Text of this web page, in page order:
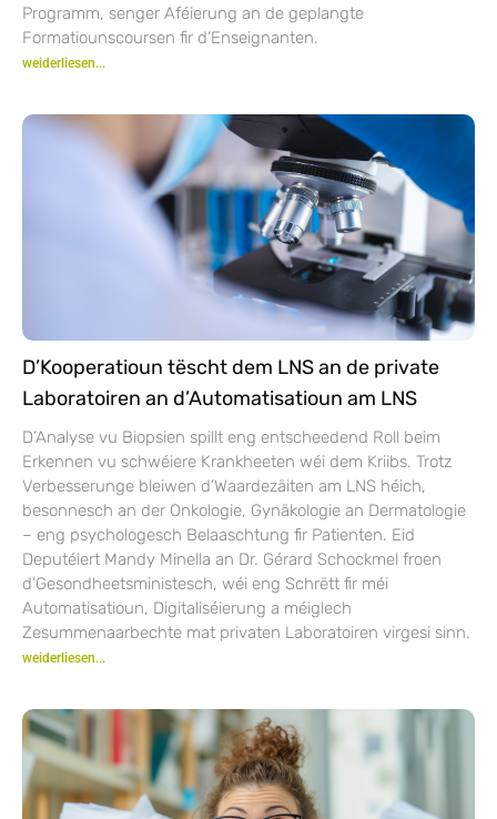
Programm, senger Aféierung an de geplangte
Formatiounscoursen fir d’Enseignanten.
weiderliesen...
D’Kooperatioun tëscht dem LNS an de private
Laboratoiren an d’Automatisatioun am LNS
D’Analyse vu Biopsien spillt eng entscheedend Roll beim
Erkennen vu schwéiere Krankheeten wéi dem Kriibs. Trotz
Verbesserunge bleiwen d’Waardezäiten am LNS héich,
besonnesch an der Onkologie, Gynäkologie an Dermatologie
– eng psychologesch Belaaschtung fir Patienten. Eid
Deputéiert Mandy Minella an Dr. Gérard Schockmel froen
d’Gesondheetsministesch, wéi eng Schrëtt fir méi
Automatisatioun, Digitaliséierung a méiglech
Zesummenaarbechte mat privaten Laboratoiren virgesi sinn.
weiderliesen...